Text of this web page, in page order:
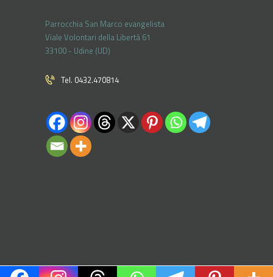
Parrocchia San Marco evangelista
Viale Volontari della Libertá 61
33100 - Udine (UD)
Tel. 0432.470814